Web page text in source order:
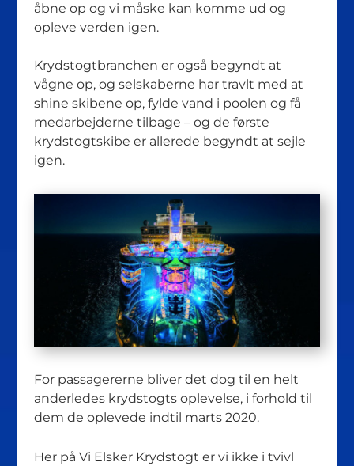
åbne op og vi måske kan komme ud og
opleve verden igen.
Krydstogtbranchen er også begyndt at
vågne op, og selskaberne har travlt med at
shine skibene op, fylde vand i poolen og få
medarbejderne tilbage – og de første
krydstogtskibe er allerede begyndt at sejle
igen.
For passagererne bliver det dog til en helt
anderledes krydstogts oplevelse, i forhold til
dem de oplevede indtil marts 2020.
Her på Vi Elsker Krydstogt er vi ikke i tvivl